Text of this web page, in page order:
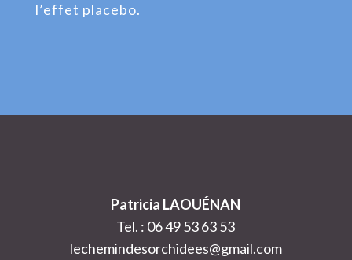
l’effet placebo.
Patricia LAOUÉNAN
Tel. : 06 49 53 63 53
lechemindesorchidees@gmail.com